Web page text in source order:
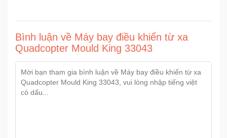
Bình luận về Máy bay điều khiển từ xa
Quadcopter Mould King 33043